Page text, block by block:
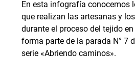
En esta infografía conocemos
que realizan las artesanas y
durante el proceso del tejido
forma parte de la parada N° 7
serie «Abriendo caminos».